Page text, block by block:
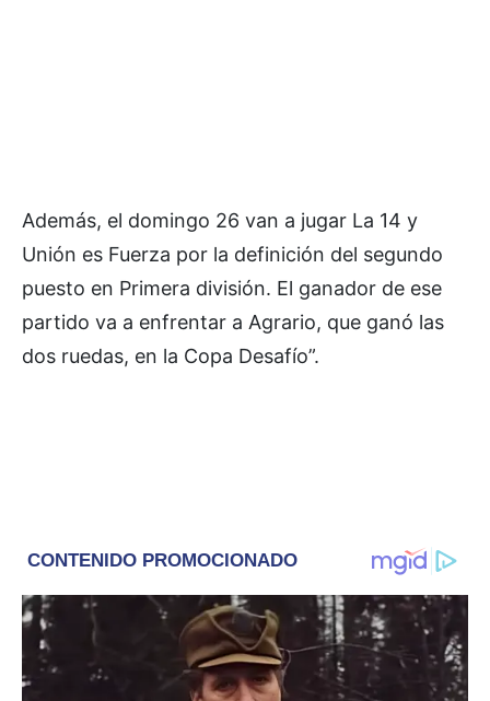
Además, el domingo 26 van a jugar La 14 y
Unión es Fuerza por la definición del segundo
puesto en Primera división. El ganador de ese
partido va a enfrentar a Agrario, que ganó las
dos ruedas, en la Copa Desafío”.